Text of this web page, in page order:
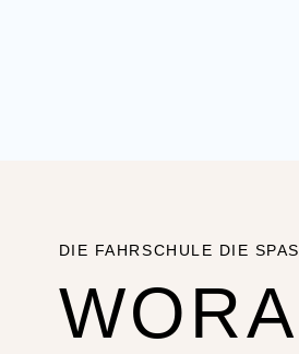
DIE FAHRSCHULE DIE